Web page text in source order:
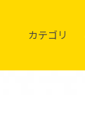
カテゴリ